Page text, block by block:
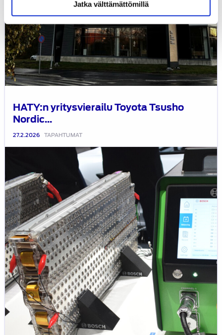
Jatka välttämättömillä
HATY:n yritysvierailu Toyota Tsusho
Nordic...
27.2.2026 TAPAHTUMAT
akkuturvallisuustapahtuman
tallenteet